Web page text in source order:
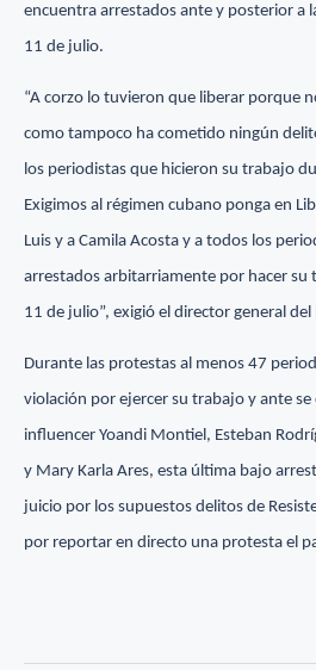
encuentra arrestados ante y posterior a
11 de julio.
“A corzo lo tuvieron que liberar porque
como tampoco ha cometido ningún
los periodistas que hicieron su trabajo
Exigimos al régimen cubano ponga en
Luis y a Camila Acosta y a todos los
arrestados arbitarriamente por hacer su
11 de julio”, exigió el director general del
Durante las protestas al menos 47
violación por ejercer su trabajo y ante
influencer Yoandi Montiel, Esteban
y Mary Karla Ares, esta última bajo
juicio por los supuestos delitos de
por reportar en directo una protesta el